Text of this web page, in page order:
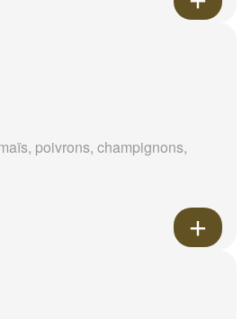
poivrons, champignons,